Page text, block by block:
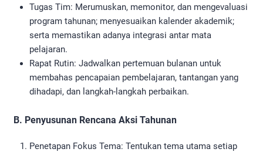
Tugas Tim: Merumuskan, memonitor, dan mengevaluasi
program tahunan; menyesuaikan kalender akademik;
serta memastikan adanya integrasi antar mata
pelajaran.
Rapat Rutin: Jadwalkan pertemuan bulanan untuk
membahas pencapaian pembelajaran, tantangan yang
dihadapi, dan langkah-langkah perbaikan.
B. Penyusunan Rencana Aksi Tahunan
Penetapan Fokus Tema: Tentukan tema utama setiap